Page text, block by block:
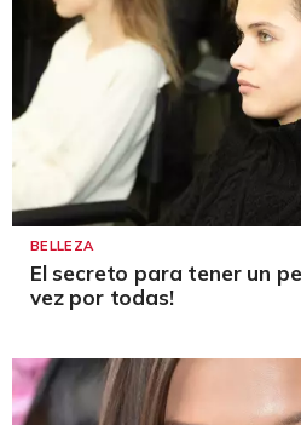
BELLEZA
El secreto para tener un
vez por todas!